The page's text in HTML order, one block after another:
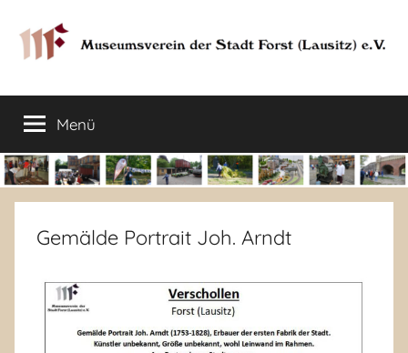
Inhalt
springen
Museumsverein
der
Stadt
Forst
(Lausitz)
e.V.
37
–
03149
Menü
Gemälde Portrait Joh. Arndt